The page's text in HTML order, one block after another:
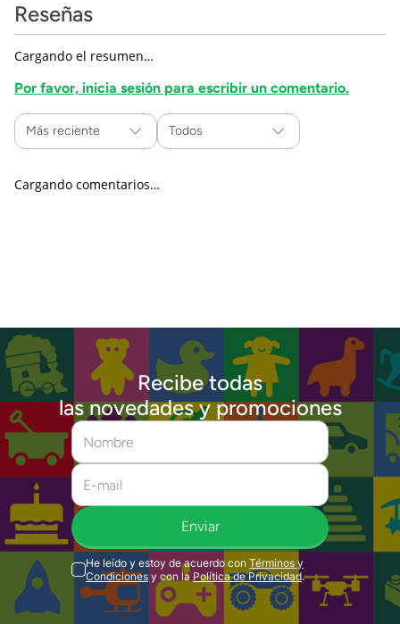
Reseñas
Cargando el resumen…
Por favor, inicia sesión para escribir un comentario.
Más reciente Todos
Cargando comentarios…
Recibe todas
las novedades y promociones
Enviar
He leído y estoy de acuerdo con Términos y
Condiciones y con la Política de Privacidad.